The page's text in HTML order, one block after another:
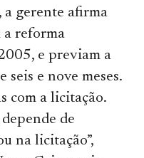
a gerente afirma
a reforma
e previam a
seis e nove meses.
com a licitação.
de
na licitação”,